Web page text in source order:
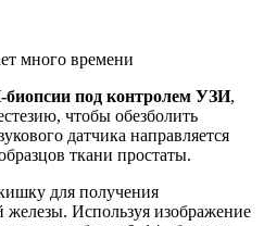
много времени
под контролем УЗИ,
чтобы обезболить
датчика направляется
ткани простаты.
для получения
железы. Используя изображение